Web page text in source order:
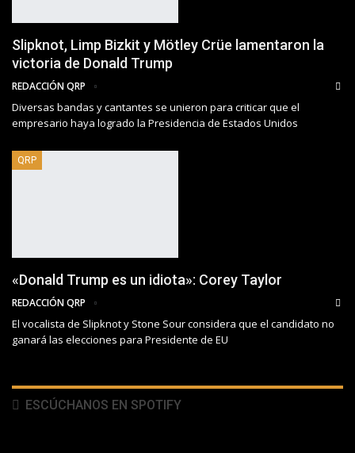
Slipknot, Limp Bizkit y Mötley Crüe lamentaron la
victoria de Donald Trump
REDACCIÓN QRP
Diversas bandas y cantantes se unieron para criticar que el
empresario haya logrado la Presidencia de Estados Unidos
QRP
«Donald Trump es un idiota»: Corey Taylor
REDACCIÓN QRP
El vocalista de Slipknot y Stone Sour considera que el candidato no
ganará las elecciones para Presidente de EU
ESCÚCHANOS EN SPOTIFY